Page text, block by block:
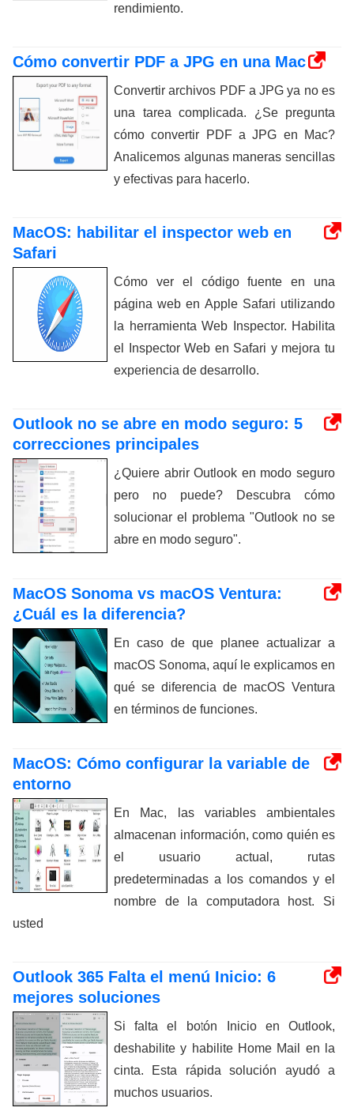
rendimiento.
Cómo convertir PDF a JPG en una Mac
Convertir archivos PDF a JPG ya no es
una tarea complicada. ¿Se pregunta
cómo convertir PDF a JPG en Mac?
Analicemos algunas maneras sencillas
y efectivas para hacerlo.
MacOS: habilitar el inspector web en
Safari
Cómo ver el código fuente en una
página web en Apple Safari utilizando
la herramienta Web Inspector. Habilita
el Inspector Web en Safari y mejora tu
experiencia de desarrollo.
Outlook no se abre en modo seguro: 5
correcciones principales
¿Quiere abrir Outlook en modo seguro
pero no puede? Descubra cómo
solucionar el problema "Outlook no se
abre en modo seguro".
MacOS Sonoma vs macOS Ventura:
¿Cuál es la diferencia?
En caso de que planee actualizar a
macOS Sonoma, aquí le explicamos en
qué se diferencia de macOS Ventura
en términos de funciones.
MacOS: Cómo configurar la variable de
entorno
En Mac, las variables ambientales
almacenan información, como quién es
el usuario actual, rutas
predeterminadas a los comandos y el
nombre de la computadora host. Si
usted
Outlook 365 Falta el menú Inicio: 6
mejores soluciones
Si falta el botón Inicio en Outlook,
deshabilite y habilite Home Mail en la
cinta. Esta rápida solución ayudó a
muchos usuarios.